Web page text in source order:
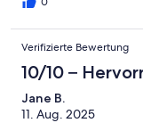
Verifizierte Bewertung
10/10 –
Jane B.
11. Aug. 2025